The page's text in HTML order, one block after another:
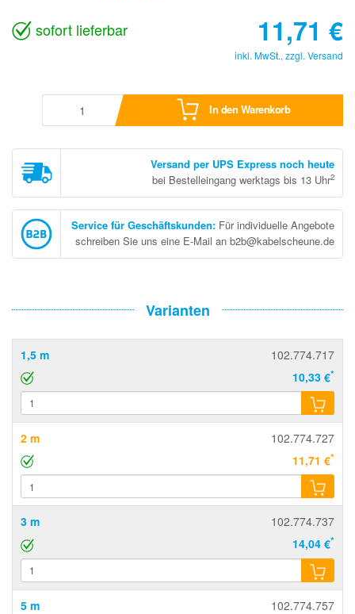
sofort lieferbar 11,71 €
inkl. MwSt., zzgl. Versand
In den Warenkorb
Versand per UPS Express noch heute
bei Bestelleingang werktags bis 13 Uhr2
Service für Geschäftskunden: Für individuelle Angebote
schreiben Sie uns eine E-Mail an b2b@kabelscheune.de
Varianten
1,5 m
102.774.717
10,33 €*
2 m
102.774.727
11,71 €*
3 m
102.774.737
14,04 €*
5 m
102.774.757